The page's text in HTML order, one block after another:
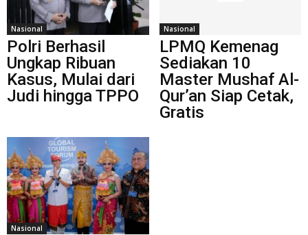
Nasional
Polri Berhasil
Ungkap Ribuan
Kasus, Mulai dari
Judi hingga TPPO
Nasional
LPMQ Kemenag
Sediakan 10
Master Mushaf Al-
Qur’an Siap Cetak,
Gratis
Nasional